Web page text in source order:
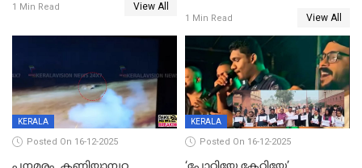
1 Min Read View All
രക്ഷപ്പെട്ടത് തലനാരിടയ്ക്ക്
1 Min Read View All
KERALA
Posted On 16-12-2025
KERALA
Posted On 16-12-2025